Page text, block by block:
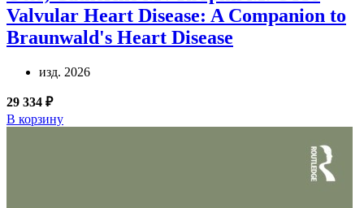
Valvular Heart Disease: A Companion to
Braunwald's Heart Disease
изд. 2026
29 334 ₽
В корзину